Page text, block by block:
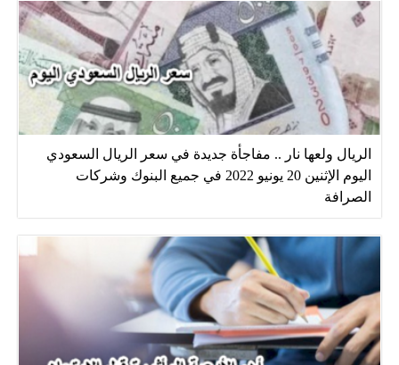
الريال ولعها نار .. مفاجأة جديدة في سعر الريال السعودي
اليوم الإثنين 20 يونيو 2022 في جميع البنوك وشركات
الصرافة